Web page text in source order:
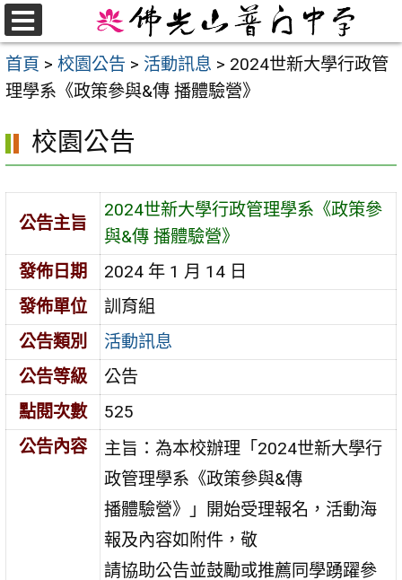
跳
至
主
要
首頁 > 校園公告 > 活動訊息 > 2024世新大學行政管
理學系《政策參與&傳 播體驗營》
校園公告
公告主旨
2024世新大學行政管理學系《政策參
與&傳 播體驗營》
發佈日期
2024 年 1 月 14 日
發佈單位
訓育組
公告類別
活動訊息
公告等級
公告
點閱次數
525
公告內容
主旨：為本校辦理「2024世新大學行
政管理學系《政策參與&傳
播體驗營》」開始受理報名，活動海
報及內容如附件，敬
請協助公告並鼓勵或推薦同學踴躍參
選
單